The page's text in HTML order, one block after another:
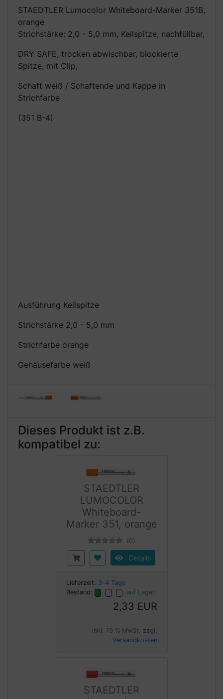
STAEDTLER Lumocolor Whiteboard-Marker 351B,
orange
Strichstärke: 2,0 - 5,0 mm, Keilspitze, nachfüllbar,
DRY SAFE, trocken abwischbar, blockierte
Spitze, mit Clip,
Schaft weiß / Schaftende und Kappe in
Strichfarbe
(351 B-4)
Ausführung Keilspitze
Strichstärke 2,0 - 5,0 mm
Strichfarbe orange
Gehäusefarbe weiß
Dieses Produkt ist z.B.
kompatibel zu:
STAEDTLER
LUMOCOLOR
Whiteboard-
Marker 351, orange
(0)
Details
Lieferzeit: 3-4 Tage
Bestand:
auf Lager
2,33 EUR
inkl. 19 % MwSt. zzgl.
Versandkosten
STAEDTLER